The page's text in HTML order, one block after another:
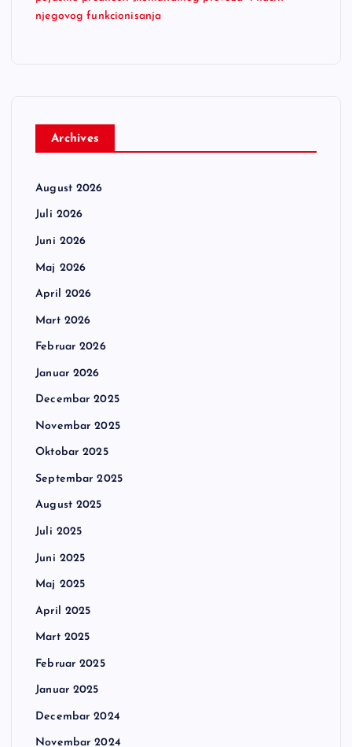
njegovog funkcionisanja
Archives
August 2026
Juli 2026
Juni 2026
Maj 2026
April 2026
Mart 2026
Februar 2026
Januar 2026
Decembar 2025
Novembar 2025
Oktobar 2025
Septembar 2025
August 2025
Juli 2025
Juni 2025
Maj 2025
April 2025
Mart 2025
Februar 2025
Januar 2025
Decembar 2024
Novembar 2024